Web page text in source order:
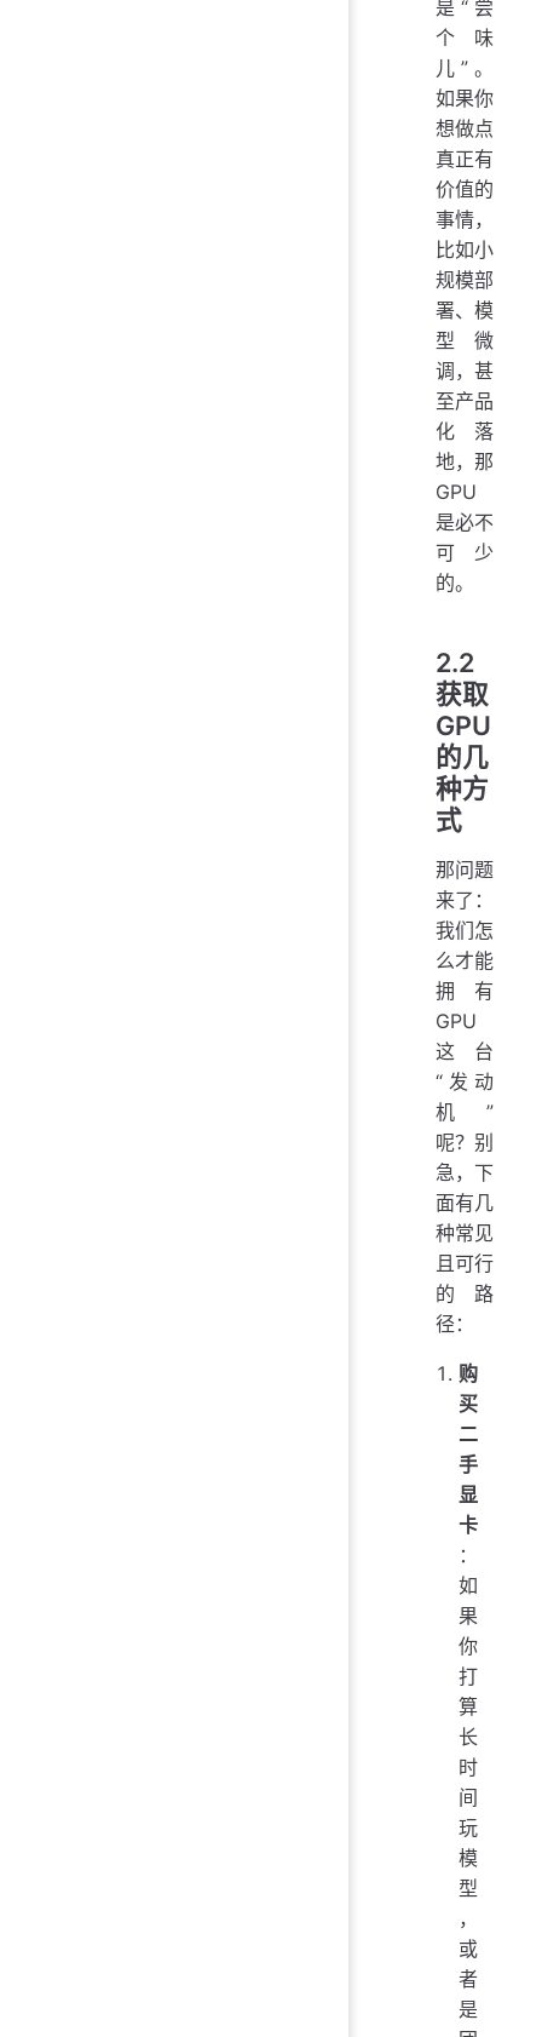
是“尝
个味
儿”。
如果你
想做点
真正有
价值的
事情，
比如小
规模部
署、模
型微
调，甚
至产品
化落
地，那
GPU
是必不
可少
的。
2.2
获取
GPU
的几
种方
式
那问题
来了：
我们怎
么才能
拥有
GPU
这台
“发动
机”
呢？别
急，下
面有几
种常见
且可行
的路
径：
购
买
二
手
显
卡
：
如
果
你
打
算
长
时
间
玩
模
型
，
或
者
是